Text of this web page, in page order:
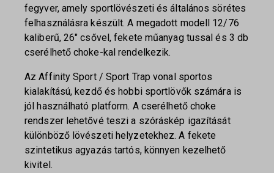
fegyver, amely sportlövészeti és általános sörétes
felhasználásra készült. A megadott modell 12/76
kaliberű, 26″ csővel, fekete műanyag tussal és 3 db
cserélhető choke-kal rendelkezik.
Az Affinity Sport / Sport Trap vonal sportos
kialakítású, kezdő és hobbi sportlövők számára is
jól használható platform. A cserélhető choke
rendszer lehetővé teszi a szóráskép igazítását
különböző lövészeti helyzetekhez. A fekete
szintetikus agyazás tartós, könnyen kezelhető
kivitel.